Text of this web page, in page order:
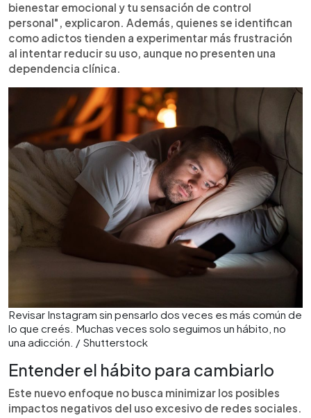
bienestar emocional y tu sensación de control
personal", explicaron. Además, quienes se identifican
como adictos tienden a experimentar más frustración
al intentar reducir su uso, aunque no presenten una
dependencia clínica.
Revisar Instagram sin pensarlo dos veces es más común de
lo que creés. Muchas veces solo seguimos un hábito, no
una adicción. / Shutterstock
Entender el hábito para cambiarlo
Este nuevo enfoque no busca minimizar los posibles
impactos negativos del uso excesivo de redes sociales.